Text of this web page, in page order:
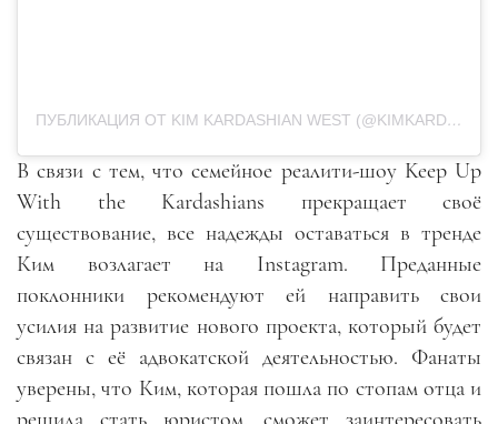
ПУБЛИКАЦИЯ ОТ KIM KARDASHIAN WEST (@KIMKARDASHIAN)
В связи с тем, что семейное реалити-шоу Keep Up
With the Kardashians прекращает своё
существование, все надежды оставаться в тренде
Ким возлагает на Instagram. Преданные
поклонники рекомендуют ей направить свои
усилия на развитие нового проекта, который будет
связан с её адвокатской деятельностью. Фанаты
уверены, что Ким, которая пошла по стопам отца и